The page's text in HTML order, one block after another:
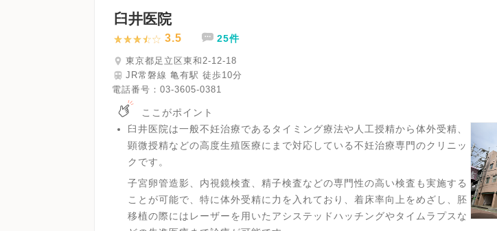
臼井医院
3.5 25件
東京都足立区東和2-12-18
JR常磐線 亀有駅 徒歩10分
電話番号： 03-3605-0381
ここがポイント
臼井医院は一般不妊治療であるタイミング療法や人工授精から体外受精、
顕微授精などの高度生殖医療にまで対応している不妊治療専門のクリニッ
クです。
子宮卵管造影、内視鏡検査、精子検査などの専門性の高い検査も実施する
ことが可能で、特に体外受精に力を入れており、着床率向上をめざし、胚
移植の際にはレーザーを用いたアシステッドハッチングやタイムラプスな